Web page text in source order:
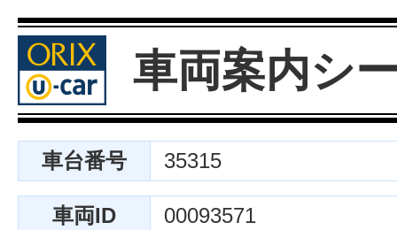
車両案内シ
車台番号 35315
車両ID 00093571